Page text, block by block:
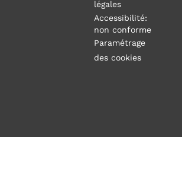
légales
Accessibilité:
non conforme
Paramétrage
des cookies